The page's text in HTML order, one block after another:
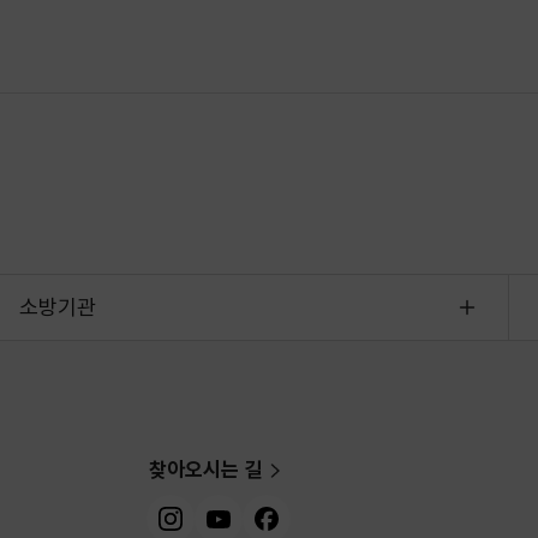
소방기관
찾아오시는 길
인스타그램
유튜브 페이스북